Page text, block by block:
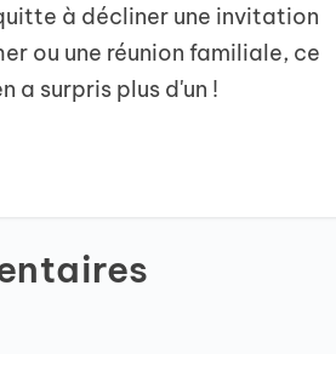
à décliner une invitation
ou une réunion familiale, ce
a surpris plus d'un !